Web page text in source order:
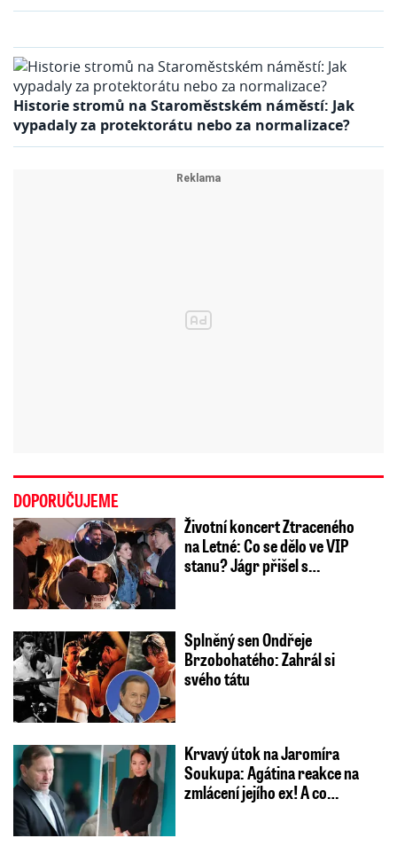
Historie stromů na Staroměstském náměstí: Jak
vypadaly za protektorátu nebo za normalizace?
DOPORUČUJEME
Životní koncert Ztraceného
na Letné: Co se dělo ve VIP
stanu? Jágr přišel s…
Splněný sen Ondřeje
Brzobohatého: Zahrál si
svého tátu
Krvavý útok na Jaromíra
Soukupa: Agátina reakce na
zmlácení jejího ex! A co…